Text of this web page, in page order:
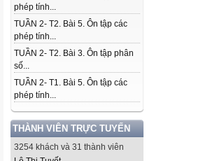
phép tính...
TUẦN 2- T2. Bài 5. Ôn tập các
phép tính...
TUẦN 2- T2. Bài 3. Ôn tập phân
số...
TUẦN 2- T1. Bài 5. Ôn tập các
phép tính...
THÀNH VIÊN TRỰC TUYẾN
3254 khách và 31 thành viên